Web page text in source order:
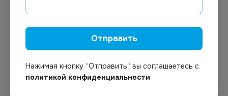
Цена по запросу
Арт.01543
Под заказ
Мешки для мусора 50х60
10мкм 30л 50шт/рул
Арт.01632
В наличии
Мешок для мусора 90*110
160л 80мкм 50шт/уп
Отправить
Нажимая кнопку “Отправить“ вы соглашаетесь с
политикой конфиденциальности